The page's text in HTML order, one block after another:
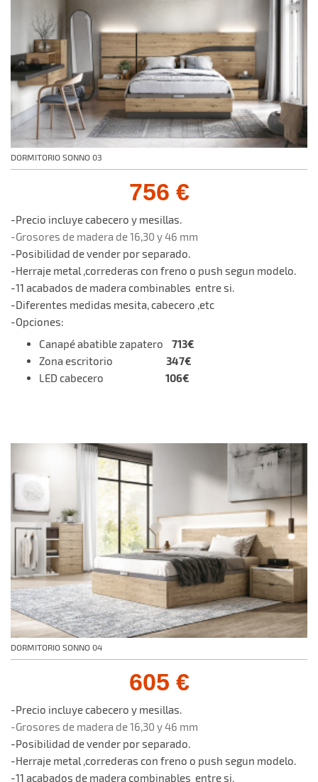
DORMITORIO SONNO 03
756 €
-Precio incluye cabecero y mesillas.
-Grosores de madera de 16,30 y 46 mm
-Posibilidad de vender por separado.
-Herraje metal ,correderas con freno o push segun modelo.
-11 acabados de madera combinables entre si.
-Diferentes medidas mesita, cabecero ,etc
-Opciones:
Canapé abatible zapatero 713€
Zona escritorio 347€
LED cabecero 106€
DORMITORIO SONNO 04
605 €
-Precio incluye cabecero y mesillas.
-Grosores de madera de 16,30 y 46 mm
-Posibilidad de vender por separado.
-Herraje metal ,correderas con freno o push segun modelo.
-11 acabados de madera combinables entre si.